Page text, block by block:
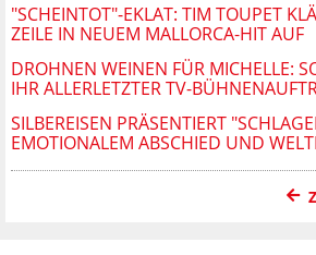
"SCHEINTOT"-EKLAT: TIM TOUPET
ZEILE IN NEUEM MALLORCA-HIT AUF
DROHNEN WEINEN FÜR MICHELLE:
IHR ALLERLETZTER TV-
SILBEREISEN PRÄSENTIERT
EMOTIONALEM ABSCHIED UND